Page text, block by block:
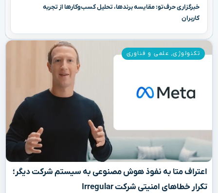
خبرگزاری حرف‌تو: مقایسه برندها، تحلیل کسب‌وکارها از تجربه
کاربران
اعتراف متا به نفوذ هوش مصنوعی به سیستم شرکت دیگر؛
تکرار خطاهای امنیتی شرکت Irregular
تکنولوژی, علمی و فناوری